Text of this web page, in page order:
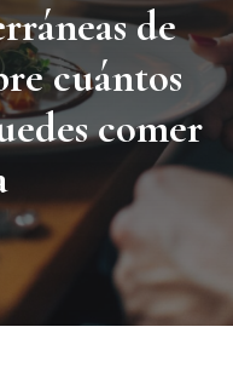
de
cuántos
comer